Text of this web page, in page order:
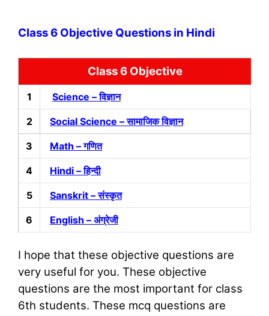
Class 6 Objective Questions in Hindi
Class 6 Objective
1 Science – विज्ञान
2 Social Science – सामाजिक विज्ञान
3 Math – गणित
4 Hindi – हिन्‍दी
5 Sanskrit – संस्‍कृत
6 English – अंग्रेजी
I hope that these objective questions are
very useful for you. These objective
questions are the most important for class
6th students. These mcq questions are